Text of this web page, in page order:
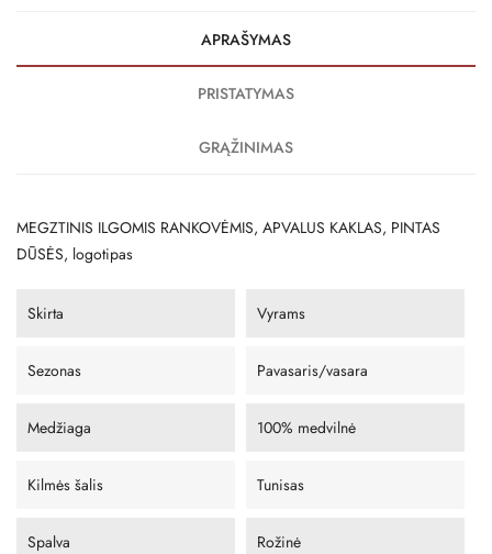
APRAŠYMAS
PRISTATYMAS
GRĄŽINIMAS
MEGZTINIS ILGOMIS RANKOVĖMIS, APVALUS KAKLAS, PINTAS
DŪSĖS, logotipas
Skirta Vyrams
Sezonas Pavasaris/vasara
Medžiaga 100% medvilnė
Kilmės šalis Tunisas
Spalva Rožinė